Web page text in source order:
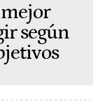
según